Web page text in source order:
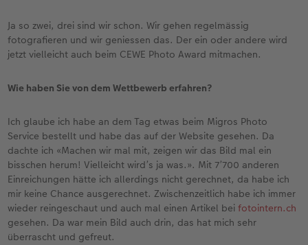
Ja so zwei, drei sind wir schon. Wir gehen regelmässig
fotografieren und wir geniessen das. Der ein oder andere wird
jetzt vielleicht auch beim CEWE Photo Award mitmachen.
Wie haben Sie von dem Wettbewerb erfahren?
Ich glaube ich habe an dem Tag etwas beim Migros Photo
Service bestellt und habe das auf der Website gesehen. Da
dachte ich «Machen wir mal mit, zeigen wir das Bild mal ein
bisschen herum! Vielleicht wird’s ja was.». Mit 7’700 anderen
Einreichungen hätte ich allerdings nicht gerechnet, da habe ich
mir keine Chance ausgerechnet. Zwischenzeitlich habe ich immer
wieder reingeschaut und auch mal einen Artikel beifotointern.ch
gesehen. Da war mein Bild auch drin, das hat mich sehr
überrascht und gefreut.